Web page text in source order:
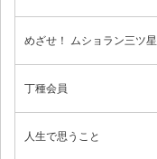
めざせ！ ムショラン三ツ星
丁種会員
人生で思うこと